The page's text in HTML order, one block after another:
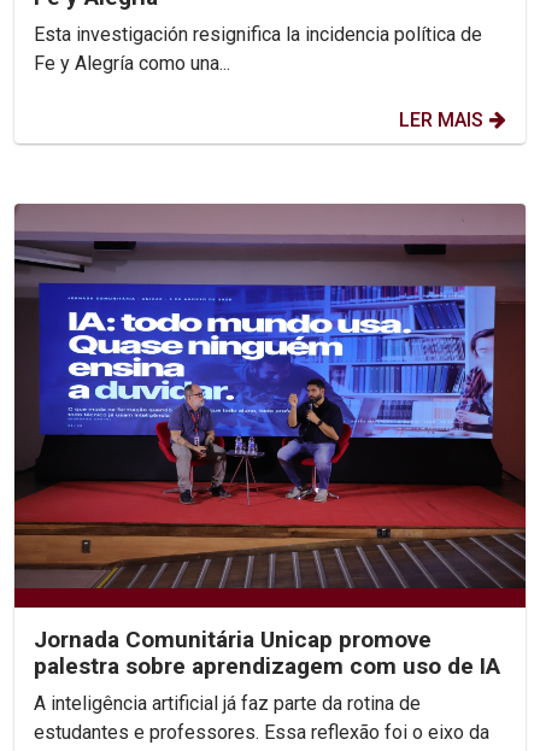
Esta investigación resignifica la incidencia política de
Fe y Alegría como una...
LER MAIS
Jornada Comunitária Unicap promove
palestra sobre aprendizagem com uso de IA
A inteligência artificial já faz parte da rotina de
estudantes e professores. Essa reflexão foi o eixo da